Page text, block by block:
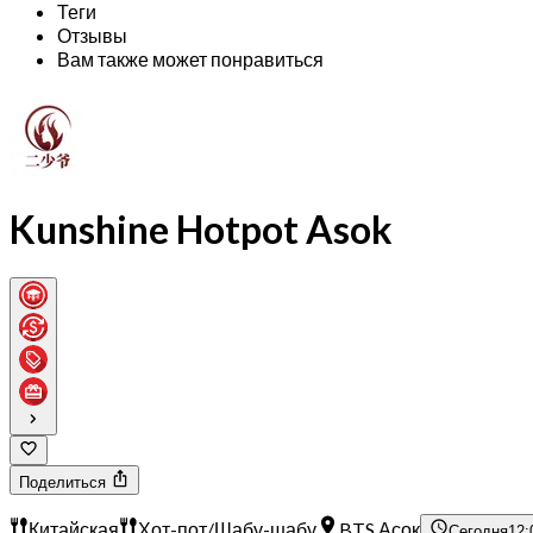
Теги
Отзывы
Вам также может понравиться
Kunshine Hotpot Asok
Поделиться